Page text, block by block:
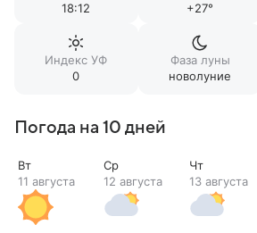
18:12
+27°
Индекс УФ
0
Фаза луны
новолуние
Погода на 10 дней
Вт
11 августа
Ср
12 августа
Чт
13 августа